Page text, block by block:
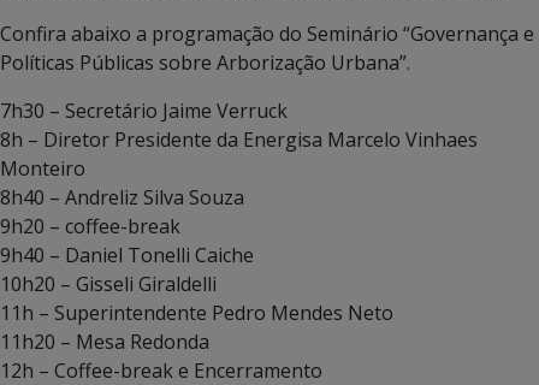
Confira abaixo a programação do Seminário “Governança e
Políticas Públicas sobre Arborização Urbana”.
7h30 – Secretário Jaime Verruck
8h – Diretor Presidente da Energisa Marcelo Vinhaes
Monteiro
8h40 – Andreliz Silva Souza
9h20 – coffee-break
9h40 – Daniel Tonelli Caiche
10h20 – Gisseli Giraldelli
11h – Superintendente Pedro Mendes Neto
11h20 – Mesa Redonda
12h – Coffee-break e Encerramento